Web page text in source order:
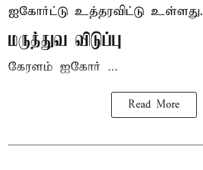
ஐகோர்ட்டு உத்தரவிட்டு உள்ளது.
மருத்துவ விடுப்பு
கேரளம் ஐகோர் ...
Read More